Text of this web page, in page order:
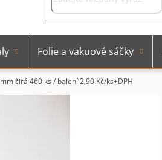
Folie a vakuové sáčky
čirá 460 ks / balení2,90 Kč/ks+DPH